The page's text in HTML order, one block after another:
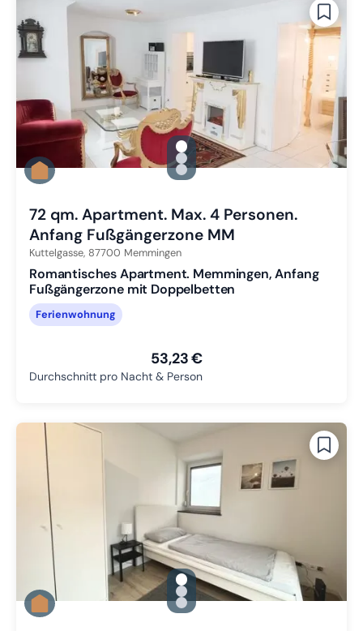
gallery.slide_selector
Zu Slide 1 wechseln
Zu Slide 2 wechseln
Zu Slide 3 wechseln
72 qm. Apartment. Max. 4 Personen.
Anfang Fußgängerzone MM
Kuttelgasse, 87700 Memmingen
Romantisches Apartment. Memmingen, Anfang
Fußgängerzone mit Doppelbetten
Ferienwohnung
53,23 €
Durchschnitt pro Nacht & Person
gallery.slide_selector
Zu Slide 1 wechseln
Zu Slide 2 wechseln
Zu Slide 3 wechseln